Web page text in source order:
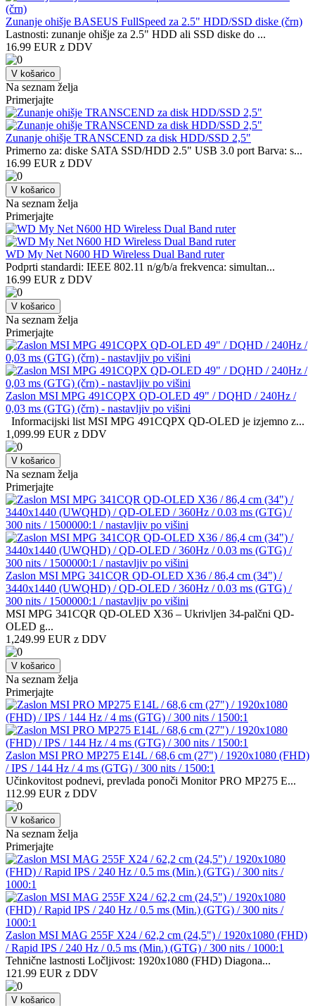
Zunanje ohišje BASEUS FullSpeed za 2.5" HDD/SSD diske (črn)
Lastnosti: zunanje ohišje za 2.5" HDD ali SSD diske do ...
16.99 EUR z DDV
V košarico
Na seznam želja
Primerjajte
Zunanje ohišje TRANSCEND za disk HDD/SSD 2,5"
Primerno za: diske SATA SSD/HDD 2.5" USB 3.0 port Barva: s...
16.99 EUR z DDV
V košarico
Na seznam želja
Primerjajte
WD My Net N600 HD Wireless Dual Band ruter
Podprti standardi: IEEE 802.11 n/g/b/a frekvenca: simultan...
16.99 EUR z DDV
V košarico
Na seznam želja
Primerjajte
Zaslon MSI MPG 491CQPX QD-OLED 49" / DQHD / 240Hz /
0,03 ms (GTG) (črn) - nastavljiv po višini
Informacijski list MSI MPG 491CQPX QD-OLED je izjemno z...
1,099.99 EUR z DDV
V košarico
Na seznam želja
Primerjajte
Zaslon MSI MPG 341CQR QD-OLED X36 / 86,4 cm (34") /
3440x1440 (UWQHD) / QD-OLED / 360Hz / 0.03 ms (GTG) /
300 nits / 1500000:1 / nastavljiv po višini
MSI MPG 341CQR QD-OLED X36 – Ukrivljen 34-palčni QD-
OLED g...
1,249.99 EUR z DDV
V košarico
Na seznam želja
Primerjajte
Zaslon MSI PRO MP275 E14L / 68,6 cm (27") / 1920x1080 (FHD)
/ IPS / 144 Hz / 4 ms (GTG) / 300 nits / 1500:1
Učinkovitost podnevi, prevlada ponoči Monitor PRO MP275 E...
112.99 EUR z DDV
V košarico
Na seznam želja
Primerjajte
Zaslon MSI MAG 255F X24 / 62,2 cm (24,5") / 1920x1080 (FHD)
/ Rapid IPS / 240 Hz / 0.5 ms (Min.) (GTG) / 300 nits / 1000:1
Tehnične lastnosti Ločljivost: 1920x1080 (FHD) Diagona...
121.99 EUR z DDV
V košarico